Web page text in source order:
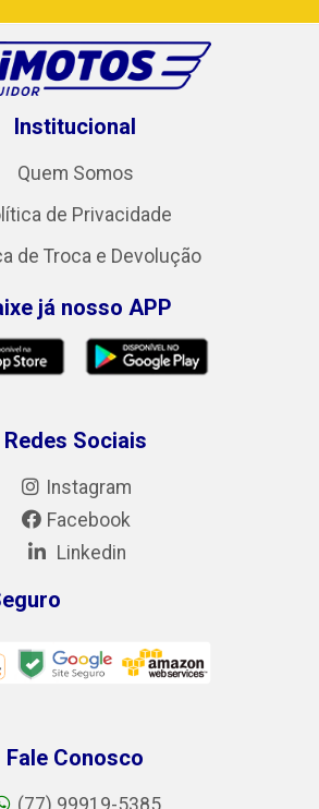
Institucional
Quem Somos
de Privacidade
de Troca e Devolução
já nosso APP
Redes Sociais
Instagram
Facebook
Linkedin
Fale Conosco
(77) 99919-5385